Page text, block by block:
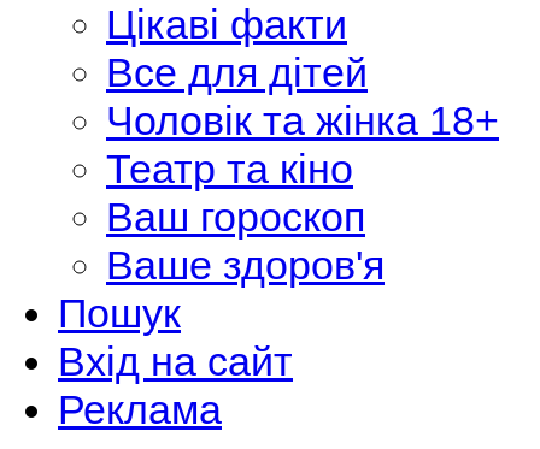
Цікаві факти
Все для дітей
Чоловік та жінка 18+
Театр та кіно
Ваш гороскоп
Ваше здоров'я
Пошук
Вхід на сайт
Реклама